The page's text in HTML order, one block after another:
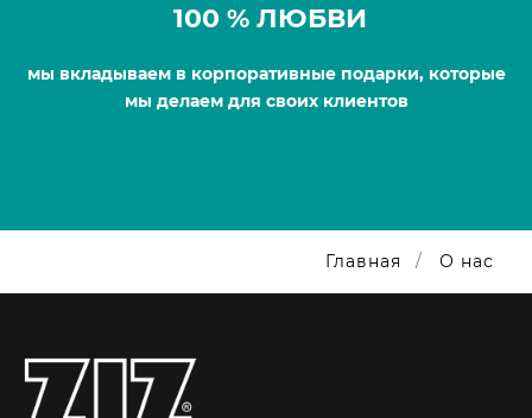
100 % ЛЮБВИ
мы вкладываем в корпоративные подарки, которые
мы делаем для своих клиентов
Главная О нас